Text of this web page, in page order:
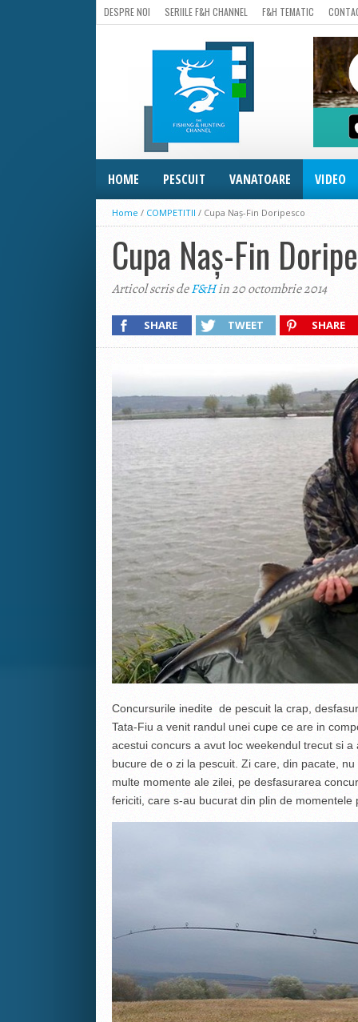
DESPRE NOI SERIILE F&H CHANNEL F&H TEMATIC
HOME PESCUIT VANATOARE VIDEO
Home / COMPETITII / Cupa Naș-Fin Doripesco
Cupa Naș-Fin
Articol scris deF&Hin 20 octombrie 2014
SHARE TWEET SHARE
Concursurile inedite de pescuit la crap,
Tata-Fiu a venit randul unei cupe ce are in
acestui concurs a avut loc weekendul trecut si
bucure de o zi la pescuit. Zi care, din pacate,
multe momente ale zilei, pe desfasurarea
fericiti, care s-au bucurat din plin de momentele